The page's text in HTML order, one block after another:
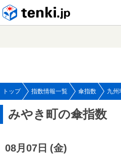
トップ 指数情報一覧 傘指数 九州
みやき町の傘指数
08月07日 (金)